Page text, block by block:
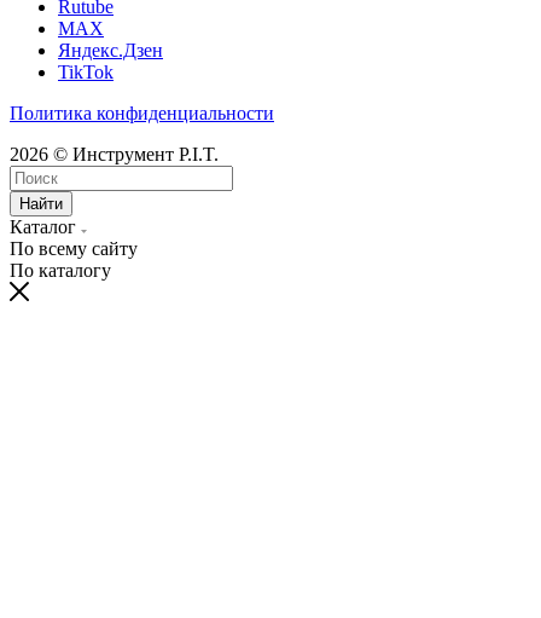
Rutube
MAX
Яндекс.Дзен
TikTok
Политика конфиденциальности
2026 © Инструмент P.I.T.
Найти
Каталог
По всему сайту
По каталогу